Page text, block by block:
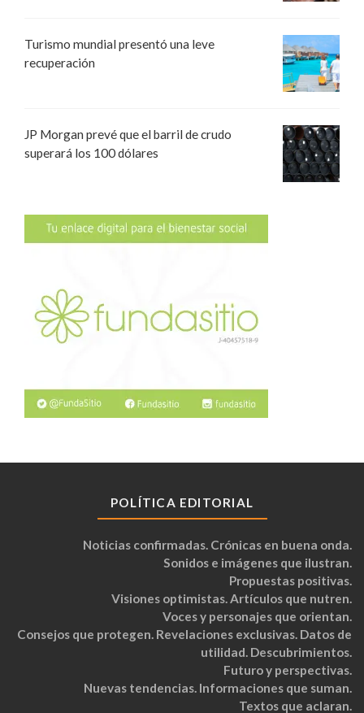
Turismo mundial presentó una leve
recuperación
JP Morgan prevé que el barril de crudo
superará los 100 dólares
POLÍTICA EDITORIAL
Noticias confirmadas. Crónicas en buena onda.
Sonidos e imágenes que ilustran.
Propuestas positivas.
Visiones optimistas. Artículos que nutren.
Voces y personajes que orientan.
Consejos que protegen. Revelaciones exclusivas. Datos de
utilidad. Descubrimientos.
Futuro y perspectivas.
Nuevas tendencias. Informaciones que suman.
Textos que aclaran.